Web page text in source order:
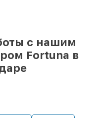
с нашим
Fortuna в